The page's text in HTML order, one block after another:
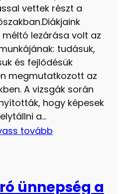
vettek részt a
lezárása volt az
tudásuk,
és fejlődésük
megmutatkozott az
A vizsgák során
hogy képesek
a…
tovább
ünnepség a